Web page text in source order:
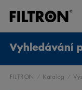
Vyhledávání
FILTRON Katalog